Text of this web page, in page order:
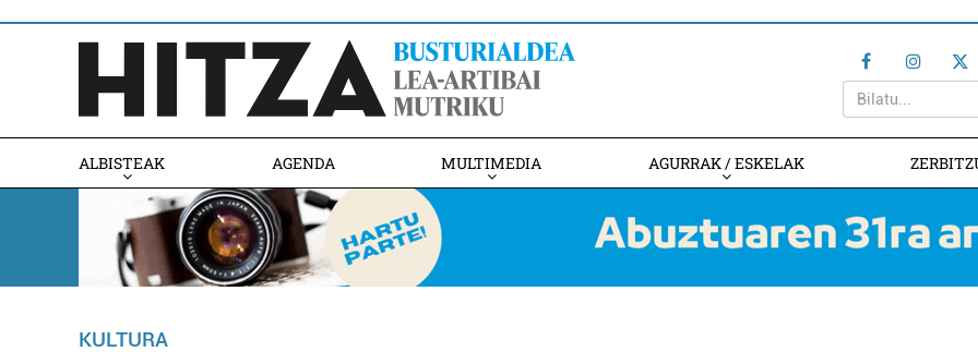
ALBISTEAK AGENDA MULTIMEDIA AGURRAK / ESKELAK
KULTURA